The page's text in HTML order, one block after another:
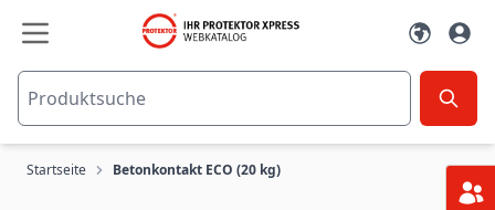
Zum Inhalt springen
Startseite Betonkontakt ECO (20 kg)